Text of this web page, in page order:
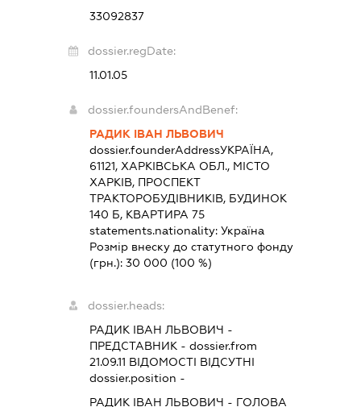
33092837
dossier.regDate:
11.01.05
dossier.foundersAndBenef:
РАДИК ІВАН ЛЬВОВИЧ
dossier.founderAddressУКРАЇНА,
61121, ХАРКІВСЬКА ОБЛ., МІСТО
ХАРКІВ, ПРОСПЕКТ
ТРАКТОРОБУДІВНИКІВ, БУДИНОК
140 Б, КВАРТИРА 75
statements.nationality:Україна
Розмір внеску до статутного фонду
(грн.):30 000 (100 %)
dossier.heads:
РАДИК ІВАН ЛЬВОВИЧ -
ПРЕДСТАВНИК - dossier.from
21.09.11 ВІДОМОСТІ ВІДСУТНІ
dossier.position -
РАДИК ІВАН ЛЬВОВИЧ - ГОЛОВА